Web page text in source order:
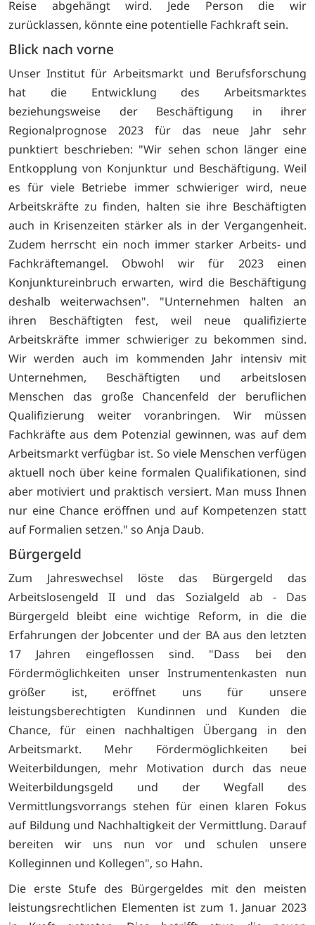
Reise abgehängt wird. Jede Person die wir
zurücklassen, könnte eine potentielle Fachkraft sein.
Blick nach vorne
Unser Institut für Arbeitsmarkt und Berufsforschung
hat die Entwicklung des Arbeitsmarktes
beziehungsweise der Beschäftigung in ihrer
Regionalprognose 2023 für das neue Jahr sehr
punktiert beschrieben: "Wir sehen schon länger eine
Entkopplung von Konjunktur und Beschäftigung. Weil
es für viele Betriebe immer schwieriger wird, neue
Arbeitskräfte zu finden, halten sie ihre Beschäftigten
auch in Krisenzeiten stärker als in der Vergangenheit.
Zudem herrscht ein noch immer starker Arbeits- und
Fachkräftemangel. Obwohl wir für 2023 einen
Konjunktureinbruch erwarten, wird die Beschäftigung
deshalb weiterwachsen". "Unternehmen halten an
ihren Beschäftigten fest, weil neue qualifizierte
Arbeitskräfte immer schwieriger zu bekommen sind.
Wir werden auch im kommenden Jahr intensiv mit
Unternehmen, Beschäftigten und arbeitslosen
Menschen das große Chancenfeld der beruflichen
Qualifizierung weiter voranbringen. Wir müssen
Fachkräfte aus dem Potenzial gewinnen, was auf dem
Arbeitsmarkt verfügbar ist. So viele Menschen verfügen
aktuell noch über keine formalen Qualifikationen, sind
aber motiviert und praktisch versiert. Man muss Ihnen
nur eine Chance eröffnen und auf Kompetenzen statt
auf Formalien setzen." so Anja Daub.
Bürgergeld
Zum Jahreswechsel löste das Bürgergeld das
Arbeitslosengeld II und das Sozialgeld ab - Das
Bürgergeld bleibt eine wichtige Reform, in die die
Erfahrungen der Jobcenter und der BA aus den letzten
17 Jahren eingeflossen sind. "Dass bei den
Fördermöglichkeiten unser Instrumentenkasten nun
größer ist, eröffnet uns für unsere
leistungsberechtigten Kundinnen und Kunden die
Chance, für einen nachhaltigen Übergang in den
Arbeitsmarkt. Mehr Fördermöglichkeiten bei
Weiterbildungen, mehr Motivation durch das neue
Weiterbildungsgeld und der Wegfall des
Vermittlungsvorrangs stehen für einen klaren Fokus
auf Bildung und Nachhaltigkeit der Vermittlung. Darauf
bereiten wir uns nun vor und schulen unsere
Kolleginnen und Kollegen", so Hahn.
Die erste Stufe des Bürgergeldes mit den meisten
leistungsrechtlichen Elementen ist zum 1. Januar 2023